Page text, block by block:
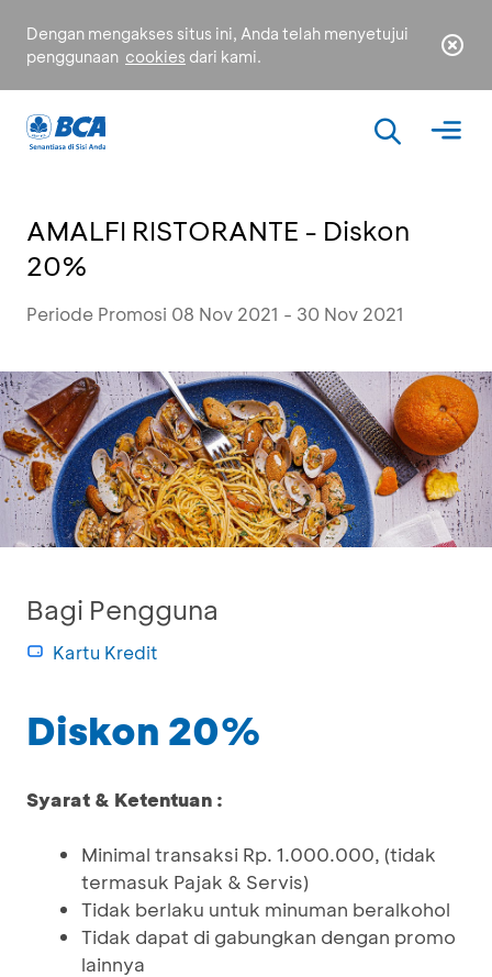
Dengan mengakses situs ini, Anda telah menyetujui
penggunaan cookies dari kami.
AMALFI RISTORANTE - Diskon
20%
Periode Promosi 08 Nov 2021 - 30 Nov 2021
Bagi Pengguna
Kartu Kredit
Diskon 20%
Syarat & Ketentuan :
Minimal transaksi Rp. 1.000.000, (tidak
termasuk Pajak & Servis)
Tidak berlaku untuk minuman beralkohol
Tidak dapat di gabungkan dengan promo
lainnya